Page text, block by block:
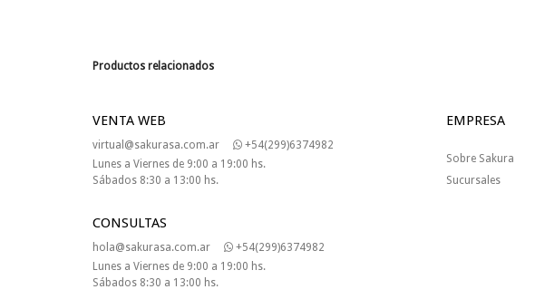
Productos relacionados
VENTA WEB
virtual@sakurasa.com.ar
+54(299)6374982
Lunes a Viernes de 9:00 a 19:00 hs.
Sábados 8:30 a 13:00 hs.
CONSULTAS
hola@sakurasa.com.ar
+54(299)6374982
Lunes a Viernes de 9:00 a 19:00 hs.
Sábados 8:30 a 13:00 hs.
EMPRESA
Sobre Sakura
Sucursales